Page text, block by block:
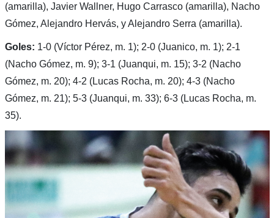
(amarilla), Javier Wallner, Hugo Carrasco (amarilla), Nacho
Gómez, Alejandro Hervás, y Alejandro Serra (amarilla).
Goles: 1-0 (Víctor Pérez, m. 1); 2-0 (Juanico, m. 1); 2-1
(Nacho Gómez, m. 9); 3-1 (Juanqui, m. 15); 3-2 (Nacho
Gómez, m. 20); 4-2 (Lucas Rocha, m. 20); 4-3 (Nacho
Gómez, m. 21); 5-3 (Juanqui, m. 33); 6-3 (Lucas Rocha, m.
35).